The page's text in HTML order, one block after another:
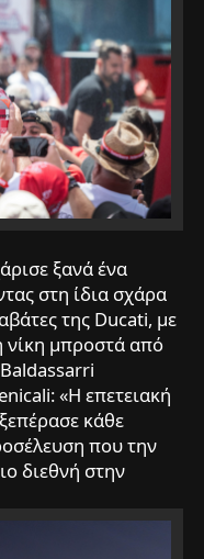
ξανά ένα
στη ίδια σχάρα
της Ducati, με
νίκη μπροστά από
«Η επετειακή
κάθε
που την
διεθνή στην